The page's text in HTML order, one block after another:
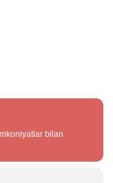
bilan